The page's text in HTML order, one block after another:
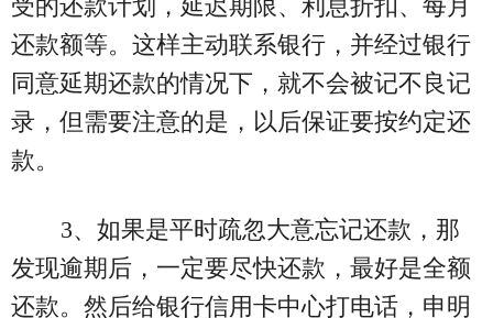
受的还款计划，延迟期限、利息折扣、每月
还款额等。这样主动联系银行，并经过银行
同意延期还款的情况下，就不会被记不良记
录，但需要注意的是，以后保证要按约定还
款。
3、如果是平时疏忽大意忘记还款，那
发现逾期后，一定要尽快还款，最好是全额
还款。然后给银行信用卡中心打电话，申明